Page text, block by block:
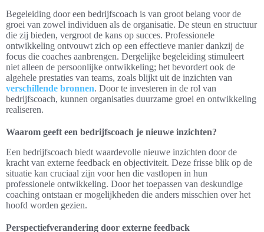
Begeleiding door een bedrijfscoach is van groot belang voor de
groei van zowel individuen als de organisatie. De steun en structuur
die zij bieden, vergroot de kans op succes. Professionele
ontwikkeling ontvouwt zich op een effectieve manier dankzij de
focus die coaches aanbrengen. Dergelijke begeleiding stimuleert
niet alleen de persoonlijke ontwikkeling; het bevordert ook de
algehele prestaties van teams, zoals blijkt uit de inzichten van
verschillende bronnen. Door te investeren in de rol van
bedrijfscoach, kunnen organisaties duurzame groei en ontwikkeling
realiseren.
Waarom geeft een bedrijfscoach je nieuwe inzichten?
Een bedrijfscoach biedt waardevolle nieuwe inzichten door de
kracht van externe feedback en objectiviteit. Deze frisse blik op de
situatie kan cruciaal zijn voor hen die vastlopen in hun
professionele ontwikkeling. Door het toepassen van deskundige
coaching ontstaan er mogelijkheden die anders misschien over het
hoofd worden gezien.
Perspectiefverandering door externe feedback